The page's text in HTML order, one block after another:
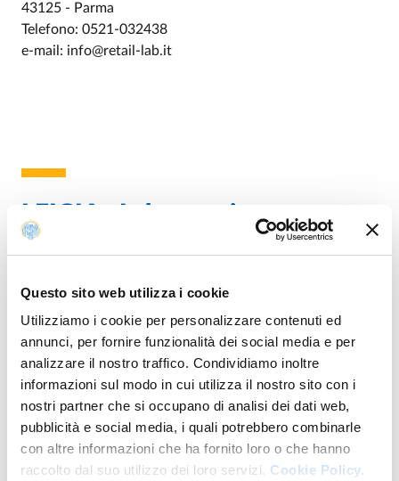
Questo sito web utilizza i cookie
Utilizziamo i cookie per personalizzare contenuti ed
annunci, per fornire funzionalità dei social media e per
analizzare il nostro traffico. Condividiamo inoltre
informazioni sul modo in cui utilizza il nostro sito con i
nostri partner che si occupano di analisi dei dati web,
pubblicità e social media, i quali potrebbero combinarle
con altre informazioni che ha fornito loro o che hanno
raccolto dal suo utilizzo dei loro servizi. Cookie Policy.
43125 - Parma
Telefono: 0521-032438
e-mail: info@retail-lab.it
LEIGIA - Laboratorio
sull'Economia delle Imprese di
LEIGIAè un laboratorio di
ricerca dell’Università di
Parma focalizzato sull'analisi
comparata delle imprese
italiane, tedesche e
austriache.